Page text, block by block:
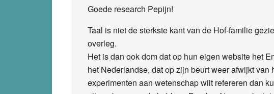
Goede research Pepijn!
Taal is niet de sterkste kant van de Hof-familie
overleg.
Het is dan ook dom dat op hun eigen website het
het Nederlandse, dat op zijn beurt weer afwijkt van
experimenten aan wetenschap wilt refereren dan